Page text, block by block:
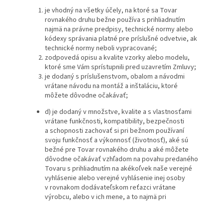
je vhodný na všetky účely, na ktoré sa Tovar
rovnakého druhu bežne používa s prihliadnutím
najmä na právne predpisy, technické normy alebo
kódexy správania platné pre príslušné odvetvie, ak
technické normy neboli vypracované;
zodpovedá opisu a kvalite vzorky alebo modelu,
ktoré sme Vám sprístupnili pred uzavretím Zmluvy;
je dodaný s príslušenstvom, obalom a návodmi
vrátane návodu na montáž a inštaláciu, ktoré
môžete dôvodne očakávať;
d) je dodaný v množstve, kvalite a s vlastnosťami
vrátane funkčnosti, kompatibility, bezpečnosti
a schopnosti zachovať si pri bežnom používaní
svoju funkčnosť a výkonnosť (životnosť), aké sú
bežné pre Tovar rovnakého druhu a aké môžete
dôvodne očakávať vzhľadom na povahu predaného
Tovaru s prihliadnutím na akékoľvek naše verejné
vyhlásenie alebo verejné vyhlásenie inej osoby
v rovnakom dodávateľskom reťazci vrátane
výrobcu, alebo v ich mene, a to najmä pri